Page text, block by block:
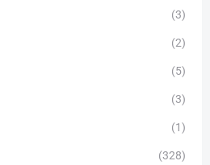
(3)
(2)
(5)
(3)
(1)
(328)